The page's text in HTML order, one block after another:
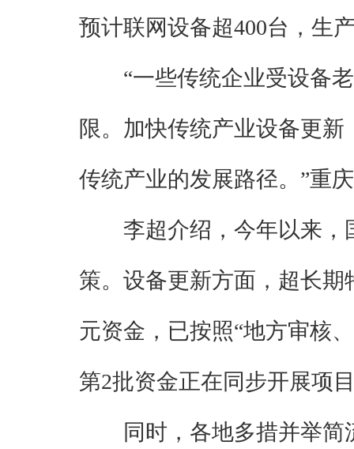
预计联网设备超400台，生
“一些传统企业受设备
限。加快传统产业设备更
传统产业的发展路径。”重
李超介绍，今年以来，
策。设备更新方面，超长期
元资金，已按照“地方审核
第2批资金正在同步开展项
同时，各地多措并举